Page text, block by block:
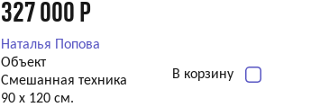
327 000 Р
Наталья Попова
Объект
Смешанная техника
90 х 120 см.
В корзину